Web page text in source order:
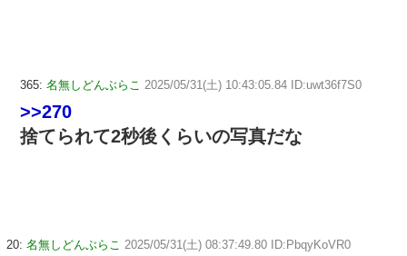
365: 名無しどんぶらこ 2025/05/31(土) 10:43:05.84 ID:uwt36f7S0
>>270
捨てられて2秒後くらいの写真だな
20: 名無しどんぶらこ 2025/05/31(土) 08:37:49.80 ID:PbqyKoVR0